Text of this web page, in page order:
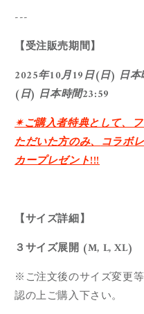
---
【受注販売期間】
2025年10月19日(日) 日
(日) 日本時間23:59
✴︎ご購入者特典として、
ただいた方のみ、コラボ
カープレゼント!!!
【サイズ詳細】
３サイズ展開 (M, L, XL)
※ご注文後のサイズ変更
認の上ご購入下さい。